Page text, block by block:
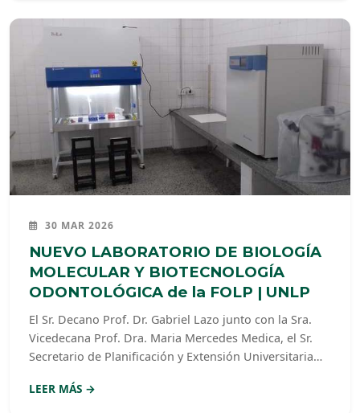
30 MAR 2026
NUEVO LABORATORIO DE BIOLOGÍA
MOLECULAR Y BIOTECNOLOGÍA
ODONTOLÓGICA de la FOLP | UNLP
El Sr. Decano Prof. Dr. Gabriel Lazo junto con la Sra.
Vicedecana Prof. Dra. Maria Mercedes Medica, el Sr.
Secretario de Planificación y Extensión Universitaria
docentes y alumnos, participaron hoy de
LEER MÁS →